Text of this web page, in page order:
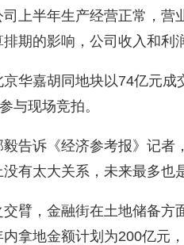
上半年生产经营正常，营
期的影响，公司收入和利
华嘉胡同地块以74亿元
与现场竞拍。
告诉《经济参考报》记者
有太大关系，未来最多也
臂，金融街在土地储备方
拿地金额计划为200亿元